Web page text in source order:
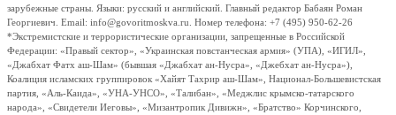
зарубежные страны. Языки: русский и английский. Главный редактор Бабаян Роман
Георгиевич. Email: info@govoritmoskva.ru. Номер телефона: +7 (495) 950-62-26
*Экстремистские и террористические организации, запрещенные в Российской
Федерации: «Правый сектор», «Украинская повстанческая армия» (УПА), «ИГИЛ»,
«Джабхат Фатх аш-Шам» (бывшая «Джабхат ан-Нусра», «Джебхат ан-Нусра»),
Коалиция исламских группировок «Хайят Тахрир аш-Шам», Национал-Большевистская
партия, «Аль-Каида», «УНА-УНСО», «Талибан», «Меджлис крымско-татарского
народа», «Свидетели Иеговы», «Мизантропик Дивижн», «Братство» Корчинского,